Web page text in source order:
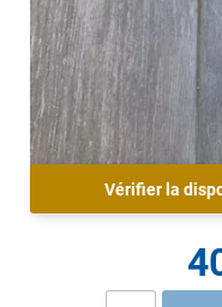
Vérifier la